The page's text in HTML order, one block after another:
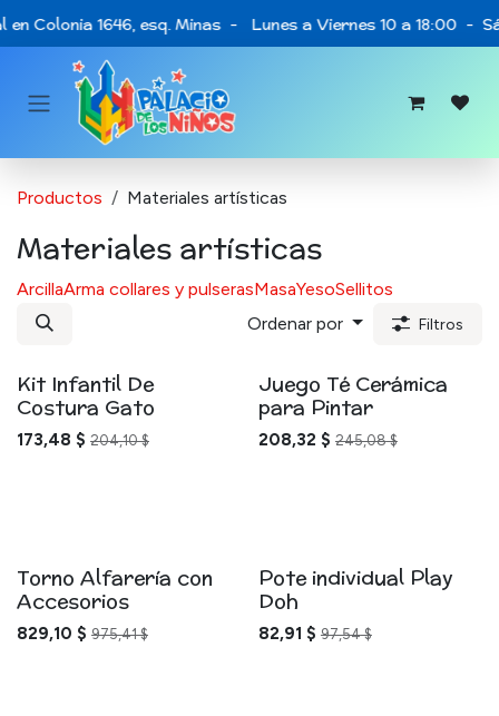
Ir al contenido
Colonia 1646, esq. Minas - Lunes a Viernes 10 a 18:00 -
Productos Materiales artísticas
Materiales artísticas
ArcillaArma collares y pulserasMasaYesoSellitos
Ordenar por
Filtros
Kit Infantil De
Costura Gato
173,48 $ 204,10$
Juego Té Cerámica
para Pintar
208,32 $ 245,08$
Torno Alfarería con
Accesorios
829,10 $ 975,41$
Pote individual Play
Doh
82,91 $ 97,54$